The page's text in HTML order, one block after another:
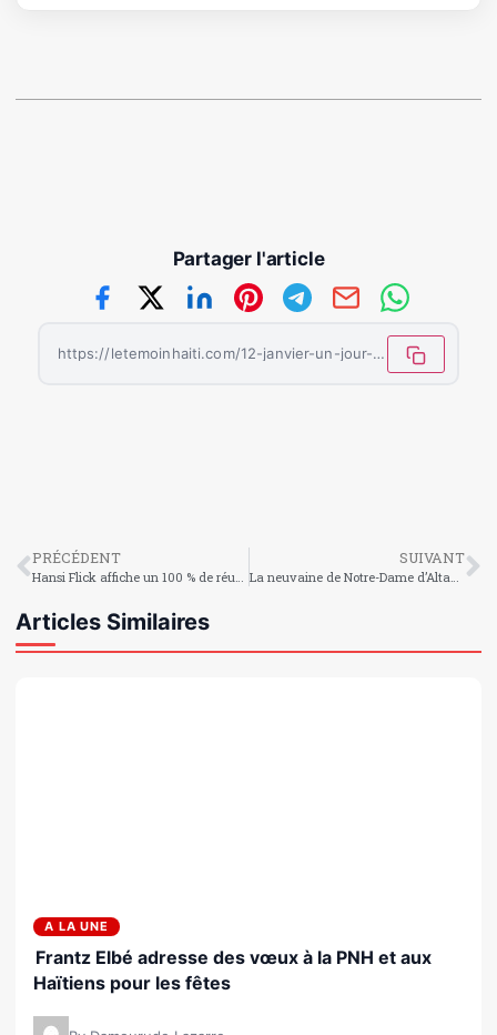
Partager l'article
https://letemoinhaiti.com/12-janvier-un-jour-inoubliable/
PRÉCÉDENT
Hansi Flick affiche un 100 % de réussite en finale !
SUIVANT
La neuvaine de Notre-Dame d’Altagrace : un phare d’espoir et de communion
Articles Similaires
A LA UNE
Frantz Elbé adresse des vœux à la PNH et aux
Haïtiens pour les fêtes